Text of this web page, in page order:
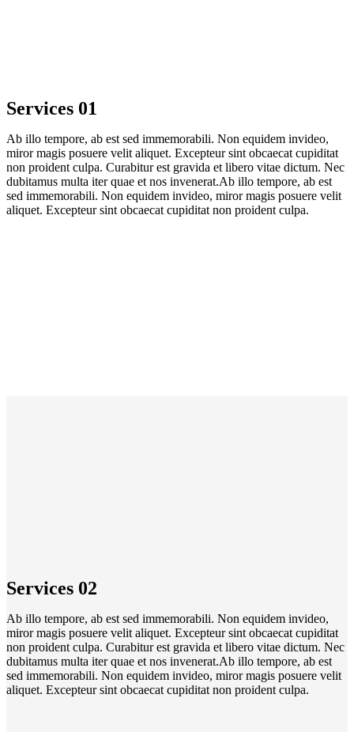
Services 01
Ab illo tempore, ab est sed immemorabili. Non equidem invideo,
miror magis posuere velit aliquet. Excepteur sint obcaecat cupiditat
non proident culpa. Curabitur est gravida et libero vitae dictum. Nec
dubitamus multa iter quae et nos invenerat.Ab illo tempore, ab est
sed immemorabili. Non equidem invideo, miror magis posuere velit
aliquet. Excepteur sint obcaecat cupiditat non proident culpa.
Services 02
Ab illo tempore, ab est sed immemorabili. Non equidem invideo,
miror magis posuere velit aliquet. Excepteur sint obcaecat cupiditat
non proident culpa. Curabitur est gravida et libero vitae dictum. Nec
dubitamus multa iter quae et nos invenerat.Ab illo tempore, ab est
sed immemorabili. Non equidem invideo, miror magis posuere velit
aliquet. Excepteur sint obcaecat cupiditat non proident culpa.